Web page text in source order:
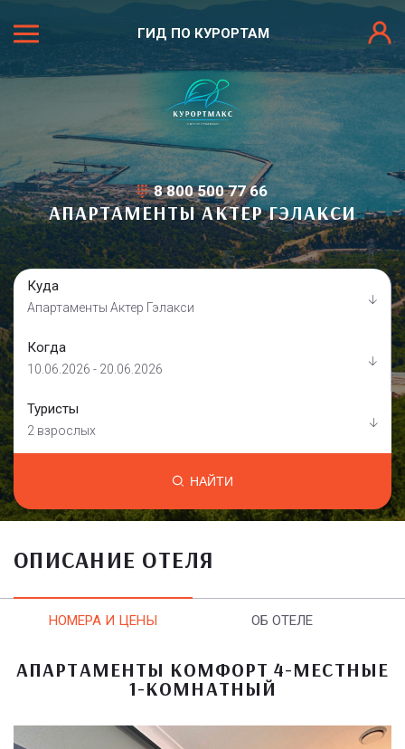
ГИД ПО КУРОРТАМ
8 800 500 77 66
АПАРТАМЕНТЫ АКТЕР ГЭЛАКСИ
Куда
Апартаменты Актер Гэлакси
Когда
10.06.2026 - 20.06.2026
Туристы
2 взрослых
НАЙТИ
ОПИСАНИЕ ОТЕЛЯ
НОМЕРА И ЦЕНЫ ОБ ОТЕЛЕ
АПАРТАМЕНТЫ КОМФОРТ 4-МЕСТНЫЕ
1-КОМНАТНЫЙ